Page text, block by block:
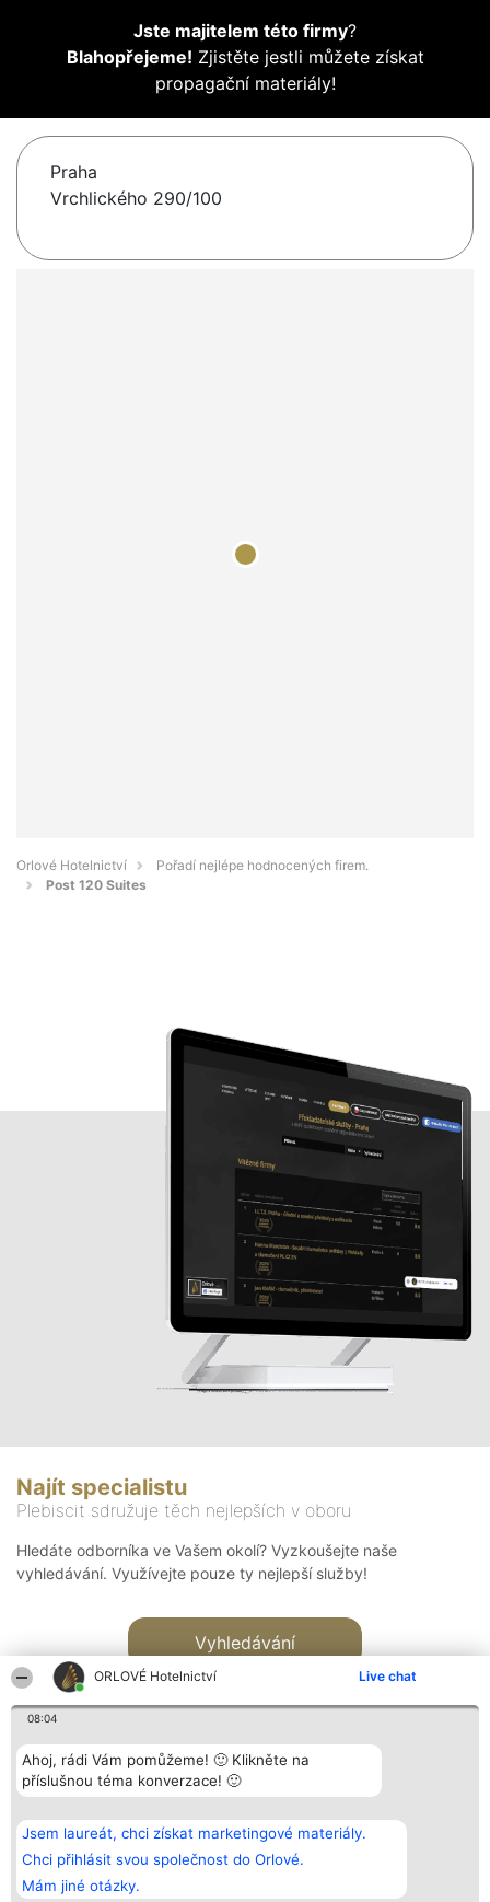
ORLOVÉ Hotelnictví Live chat
08:04
Ahoj, rádi Vám pomůžeme! 🙂 Klikněte na
příslušnou téma konverzace! 🙂
Jsem laureát, chci získat marketingové materiály.
Chci přihlásit svou společnost do Orlové.
Mám jiné otázky.
Jste majitelem této firmy?
Blahopřejeme! Zjistěte jestli můžete získat
propagační materiály!
Praha
Vrchlického 290/100
Orlové Hotelnictví
Pořadí nejlépe hodnocených firem.
Post 120 Suites
Najít specialistu
Plebiscit sdružuje těch nejlepších v oboru
Hledáte odborníka ve Vašem okolí? Vyzkoušejte naše
vyhledávání. Využívejte pouze ty nejlepší služby!
Vyhledávání
Bright Side Solutions sp. z o.
o. sp. k.
ul. Ruska 22
Wrocław 50-079
KRS 0000749100 | Regon
Vítězové
Seznam všech
laureátů
Zásady
Kontakt